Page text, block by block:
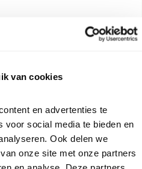
van cookies
en advertenties te
voor social media te bieden en
Ook delen we
onze site met onze partners